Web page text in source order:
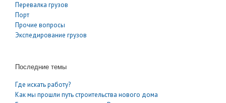
Перевалка грузов
Порт
Прочие вопросы
Экспедирование грузов
Последние темы
Где искать работу?
Как мы прошли путь строительства нового дома